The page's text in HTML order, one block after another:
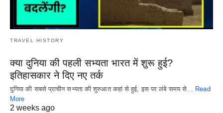
TRAVEL HISTORY
क्या दुनिया की पहली सभ्यता भारत में शुरू हुई?
इतिहासकार ने दिए नए तर्क
दुनिया की सबसे प्राचीन सभ्यता की शुरुआत कहां से हुई, इस पर लंबे समय से… Read
More
2 weeks ago